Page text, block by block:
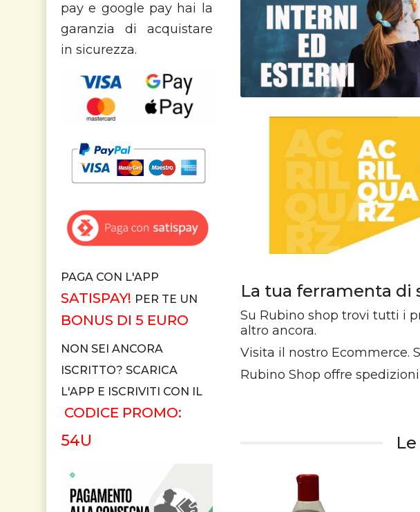
La tua ferramenta di
Su Rubino shop trovi tutti i
altro ancora.
Visita il nostro Ecommerce.
Rubino Shop offre
pay e google pay hai la
garanzia di acquistare
in sicurezza.
PAGA CON L'APP
SATISPAY! PER TE UN
BONUS DI 5 EURO
NON SEI ANCORA
ISCRITTO? SCARICA
L'APP E ISCRIVITI CON IL
CODICE PROMO:
54U